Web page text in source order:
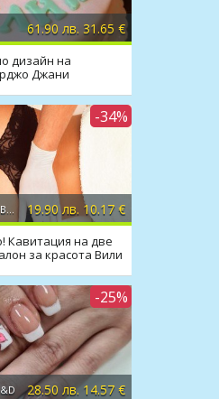
61.90 лв. 31.65 €
дизайн на
Джани
-34%
Салон за красота "Вили" 19.90 лв. 10.17 €
Кавитация на две
за красота Вили
-25%
28.50 лв. 14.57 €